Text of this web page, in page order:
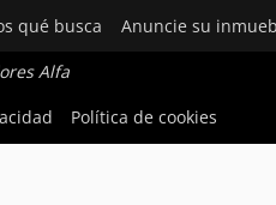
qué busca Anuncie su
Alfa
Política de cookies